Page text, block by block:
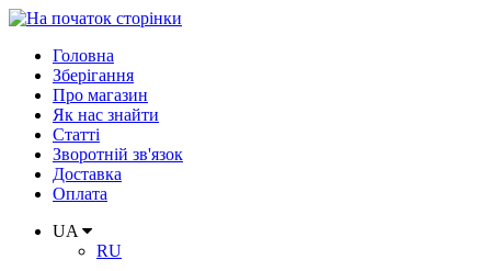
Головна
Зберігання
Про магазин
Як нас знайти
Статті
Зворотній зв'язок
Доставка
Оплата
UA
RU